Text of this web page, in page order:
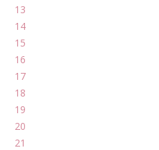
13
14
15
16
17
18
19
20
21